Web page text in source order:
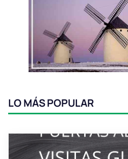
LO MÁS POPULAR